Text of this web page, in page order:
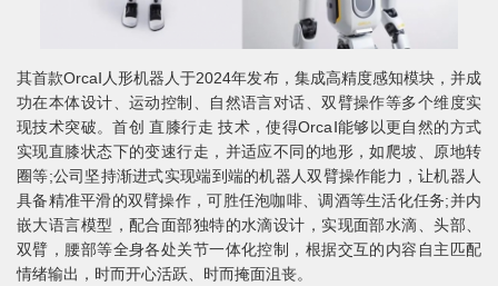
其首款OrcaⅠ人形机器人于2024年发布，集成高精度感知模块，并成
功在本体设计、运动控制、自然语言对话、双臂操作等多个维度实
现技术突破。首创 直膝行走 技术，使得OrcaⅠ能够以更自然的方式
实现直膝状态下的变速行走，并适应不同的地形，如爬坡、原地转
圈等;公司坚持渐进式实现端到端的机器人双臂操作能力，让机器人
具备精准平滑的双臂操作，可胜任泡咖啡、调酒等生活化任务;并内
嵌大语言模型，配合面部独特的水滴设计，实现面部水滴、头部、
双臂，腰部等全身各处关节一体化控制，根据交互的内容自主匹配
情绪输出，时而开心活跃、时而掩面沮丧。